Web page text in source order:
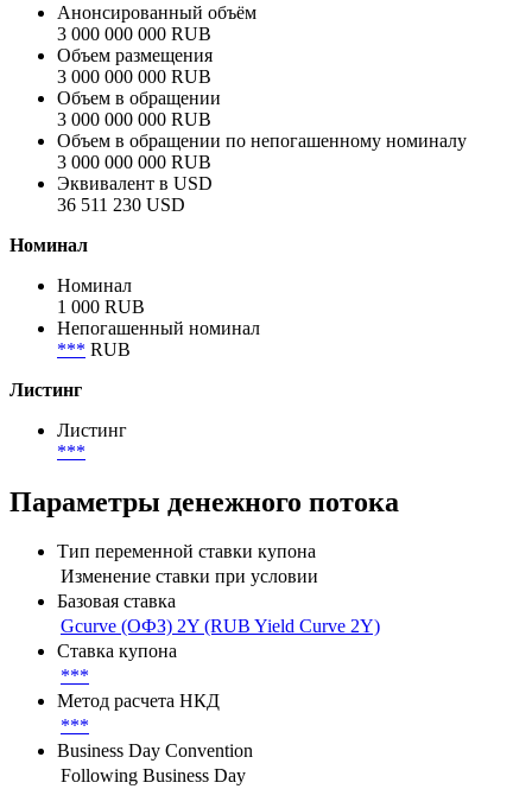
Анонсированный объём
3 000 000 000 RUB
Объем размещения
3 000 000 000 RUB
Объем в обращении
3 000 000 000 RUB
Объем в обращении по непогашенному номиналу
3 000 000 000 RUB
Эквивалент в USD
36 511 230 USD
Номинал
Номинал
1 000 RUB
Непогашенный номинал
*** RUB
Листинг
Листинг
***
Параметры денежного потока
Тип переменной ставки купона
Изменение ставки при условии
Базовая ставка
Gcurve (ОФЗ) 2Y (RUB Yield Curve 2Y)
Ставка купона
***
Метод расчета НКД
***
Business Day Convention
Following Business Day